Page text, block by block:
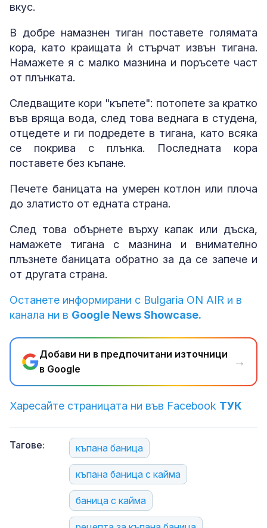
вкус.
В добре намазнен тиган поставете голямата
кора, като краищата ѝ стърчат извън тигана.
Намажете я с малко мазнина и поръсете част
от плънката.
Следващите кори "къпете": потопете за кратко
във вряща вода, след това веднага в студена,
отцедете и ги подредете в тигана, като всяка
се покрива с плънка. Последната кора
поставете без къпане.
Печете баницата на умерен котлон или плоча
до златисто от едната страна.
След това обърнете върху капак или дъска,
намажете тигана с мазнина и внимателно
плъзнете баницата обратно за да се запече и
от другата страна.
Останете информирани с Bulgaria ON AIR и в
канала ни в Google News Showcase.
Добави ни в предпочитани източници
в Google
→
Харесайте страницата ни във Facebook ТУК
Тагове: къпана баница
къпана баница с кайма
баница с кайма